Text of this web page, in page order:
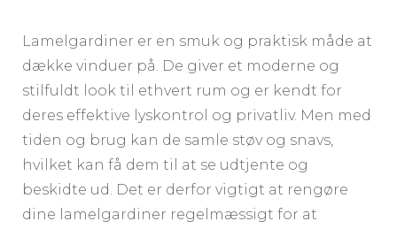
Lamelgardiner er en smuk og praktisk måde at
dække vinduer på. De giver et moderne og
stilfuldt look til ethvert rum og er kendt for
deres effektive lyskontrol og privatliv. Men med
tiden og brug kan de samle støv og snavs,
hvilket kan få dem til at se udtjente og
beskidte ud. Det er derfor vigtigt at rengøre
dine lamelgardiner regelmæssigt for at